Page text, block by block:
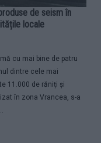
de seism în
locale
cu mai bine de patru
dintre cele mai
11.000 de răniți și
în zona Vrancea, s-a